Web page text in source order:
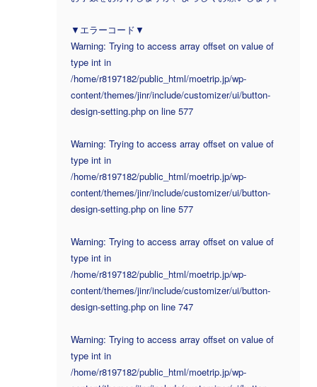
▼エラーコード▼
Warning: Trying to access array offset on value of
type int in
/home/r8197182/public_html/moetrip.jp/wp-
content/themes/jinr/include/customizer/ui/button-
design-setting.php on line 577
Warning: Trying to access array offset on value of
type int in
/home/r8197182/public_html/moetrip.jp/wp-
content/themes/jinr/include/customizer/ui/button-
design-setting.php on line 577
Warning: Trying to access array offset on value of
type int in
/home/r8197182/public_html/moetrip.jp/wp-
content/themes/jinr/include/customizer/ui/button-
design-setting.php on line 747
Warning: Trying to access array offset on value of
type int in
/home/r8197182/public_html/moetrip.jp/wp-